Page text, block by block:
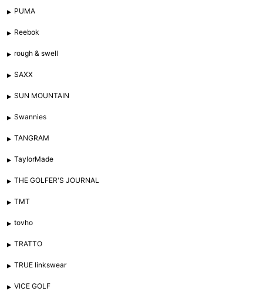
PUMA
Reebok
rough & swell
SAXX
SUN MOUNTAIN
Swannies
TANGRAM
TaylorMade
THE GOLFER'S JOURNAL
TMT
tovho
TRATTO
TRUE linkswear
VICE GOLF